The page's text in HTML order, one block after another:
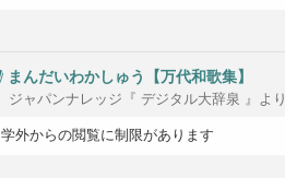
まんだいわかしゅう【万代和歌集】
ジャパンナレッジ『 デジタル大辞泉 』より
学外からの閲覧に制限があります